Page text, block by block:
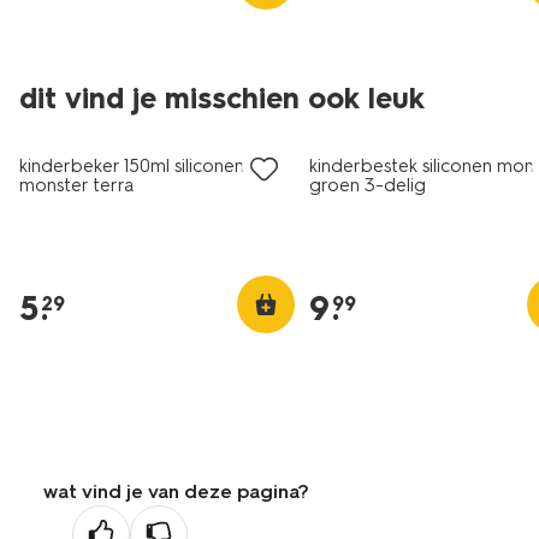
dit vind je misschien ook leuk
kinderbeker 150ml siliconen
monster terra
5.
29
kinderbestek siliconen
groen 3-delig
9.
99
wat vind je van deze pagina?